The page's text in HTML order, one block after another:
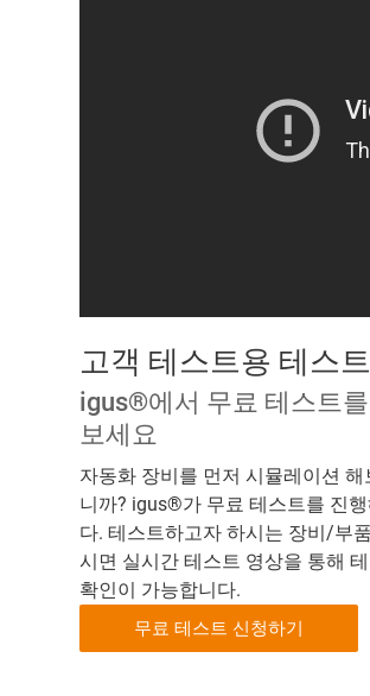
고객 테스트용 테스
igus®에서 무료 테스트
보세요
자동화 장비를 먼저 시뮬레이션 해
니까? igus®가 무료 테스트를 진
다. 테스트하고자 하시는 장비/부
시면 실시간 테스트 영상을 통해
확인이 가능합니다.
무료 테스트 신청하기